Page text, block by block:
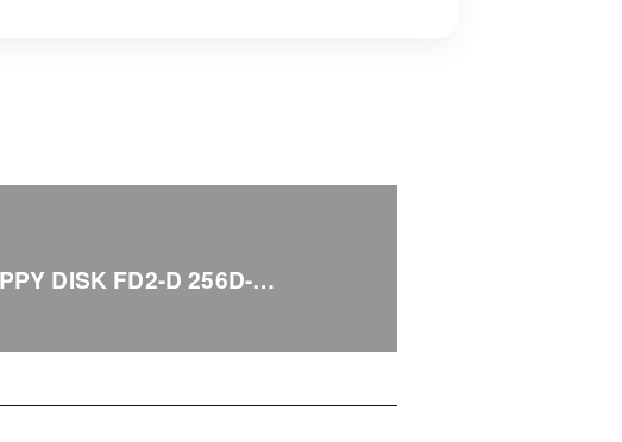
DISK FD2-D 256D-…